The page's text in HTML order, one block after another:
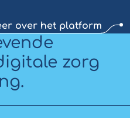
over het platform
zorg